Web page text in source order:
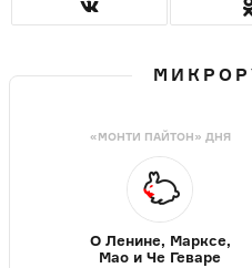
«МОНТИ ПАЙТОН» ДНЯ
О Ленине, Марксе,
Мао и Че Геваре